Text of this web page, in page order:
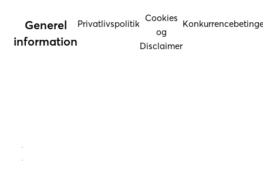
Generel
information
Privatlivspolitik
Cookies
og
Disclaimer